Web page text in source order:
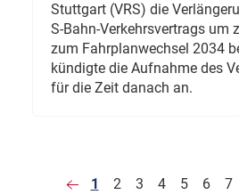
Stuttgart (VRS) die
S-Bahn-Verkehrsvertrags um
zum Fahrplanwechsel 2034
kündigte die Aufnahme des
für die Zeit danach an.
1 2 3 4 5 6 7